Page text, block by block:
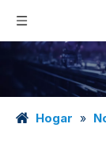
Hogar »